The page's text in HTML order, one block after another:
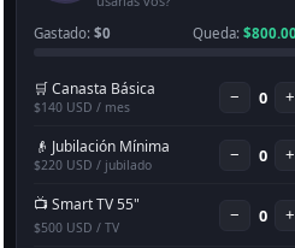
Déficit de la balanza de pagos.